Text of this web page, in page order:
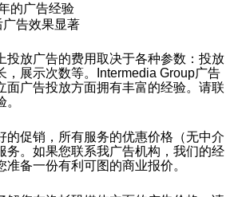
的广告经验
告效果显著
投放广告的费用取决于各种参数：投放
，展示次数等。Intermedia Group广告
广告投放方面拥有丰富的经验。 请联
的促销，所有服务的优惠价格（无中介
务。如果您联系我广告机构，我们的经
备一份有利可图的商业报价。